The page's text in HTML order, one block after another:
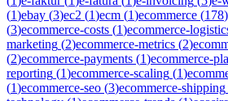
(1)ebay (3)ec2 (1)ecm (1)ecommerce (178)
(3)ecommerce-costs (1)ecommerce-
marketing (2)ecommerce-metrics (2)
(2)ecommerce-payments (1)ecommerce-
reporting (1)ecommerce-scaling (1)
(1)ecommerce-seo (3)ecommerce-shipping